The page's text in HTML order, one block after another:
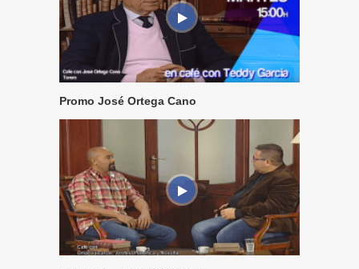
Promo José Ortega Cano